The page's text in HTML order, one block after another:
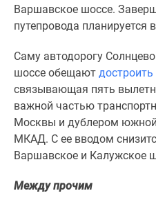
Подмосковья
Студии
комнатные
комнатные
комнатные
Квартиры
карте
Варшавское шоссе.
путепровода планируется
Саму автодорогу
шоссе обещают достроить
связывающая пять
важной частью
Москвы и дублером южной
МКАД. С ее вводом
Варшавское и Калужское
Между прочим